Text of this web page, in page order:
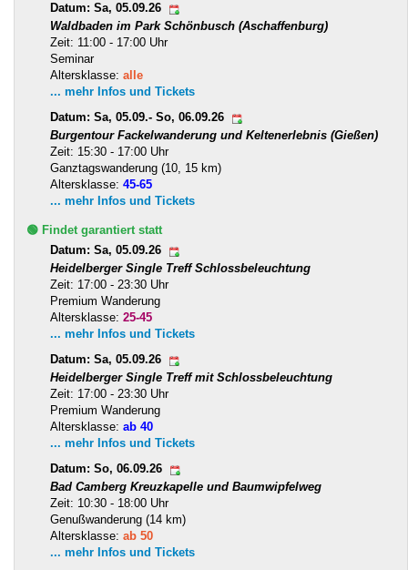
Datum: Sa, 05.09.26
Waldbaden im Park Schönbusch (Aschaffenburg)
Zeit: 11:00 - 17:00 Uhr
Seminar
Altersklasse: alle
... mehr Infos und Tickets
Datum: Sa, 05.09.- So, 06.09.26
Burgentour Fackelwanderung und Keltenerlebnis (Gießen)
Zeit: 15:30 - 17:00 Uhr
Ganztagswanderung (10, 15 km)
Altersklasse: 45-65
... mehr Infos und Tickets
🟢 Findet garantiert statt
Datum: Sa, 05.09.26
Heidelberger Single Treff Schlossbeleuchtung
Zeit: 17:00 - 23:30 Uhr
Premium Wanderung
Altersklasse: 25-45
... mehr Infos und Tickets
Datum: Sa, 05.09.26
Heidelberger Single Treff mit Schlossbeleuchtung
Zeit: 17:00 - 23:30 Uhr
Premium Wanderung
Altersklasse: ab 40
... mehr Infos und Tickets
Datum: So, 06.09.26
Bad Camberg Kreuzkapelle und Baumwipfelweg
Zeit: 10:30 - 18:00 Uhr
Genußwanderung (14 km)
Altersklasse: ab 50
... mehr Infos und Tickets